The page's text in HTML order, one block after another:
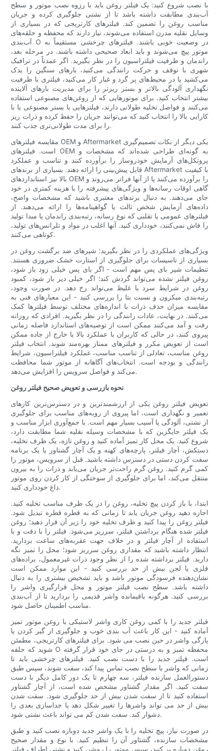
با نصب شروع کنید: یک فیلتر روغن باید با رزوه نصب موتور و سطح
آب‌بندی مطابقت داشته باشد تا از نشتی جلوگیری کرده و جریان
مناسب روغن را تضمین کند. فیلترهای کارتریجی که در بسیاری از
وسایل نقلیه مدرن استفاده می‌شوند، نیاز دارند که محفظه و حلقه‌های
آب‌بندی O در وضعیت خوبی باشند. فیلترهای چرخشی مستقیماً به
موتور پیچ می‌شوند و باید ابعاد صحیحی داشته باشند. در مرحله بعد،
راندمان و ظرفیت فیلتراسیون را در نظر بگیرید. اگر عمدتاً در ترافیک
شهری با توقف و حرکت رانندگی می‌کنید، بارهای سنگین را یدک
می‌کشید یا در محیط‌های پر گرد و غبار کار می‌کنید، فیلتری با ظرفیت
نگهداری آلودگی بالاتر و بستر ریزتر را برای مدیریت بارهای آلاینده
بیشتر انتخاب کنید. برای موتورهایی که از روغن‌های مصنوعی استفاده
می‌کنند و فواصل تخلیه طولانی دارند، فیلترهایی با بستر مصنوعی یا با
کارایی بالا را انتخاب کنید که می‌توانند جریان را حفظ کرده و ذرات ریز
را برای مدت طولانی‌تری جذب کنند.
مقایسه فیلترهای OEM و Aftermarket یکی دیگر از نکات تصمیم‌گیری
است. فیلترهای OEM به گونه‌ای طراحی شده‌اند که مشخصات و
پروتکل‌های آزمایش خودروساز را برآورده کنند و تناسب و عملکرد
قابل پیش‌بینی را ارائه دهند. بسیاری از برندهای Aftermarket با کیفیت
بالا نیز استانداردهای OEM را برآورده می‌کنند یا از آنها فراتر می‌روند و
گاهی اوقات رسانه‌ها و ویژگی‌های پیشرفته را با هزینه کمتری در خود
جای می‌دهند. به دنبال برندهای معتبری باشید که مشخصات واضح،
داده‌های آزمایش شخص ثالث یا گواهینامه‌ها را ارائه می‌دهند. از
فیلترهای عمومی یا تقلبی که نوع رسانه، رتبه‌بندی راندمان یا مبدا تولید
را فاش نمی‌کنند، خودداری کنید. آنها اغلب در مواد و تلرانس‌های تولید،
کوتاهی می‌کنند.
ویژگی‌های عملکردی را در نظر بگیرید: شیرهای ضد برگشت روغن در
بسیاری از تاسیسات برای جلوگیری از استارت خشک ضروری هستند.
تنظیمات شیر ​​بای پس مهم است - اگر بای پس خیلی زود باز شود،
روغن فیلتر نشده می‌تواند گردش کند؛ اگر خیلی دیر باز شود، کمبود
روغن در شرایط سرد یا غلیظ می‌تواند رخ دهد. در صورت وجود،
رتبه‌بندی میکرون و نسبت بتا را بررسی کنید - این معیارهای فنی به
مقایسه میزان حذف ذرات با اندازه‌های مختلف توسط فیلترها کمک
می‌کنند. در نهایت، عادات رانندگی را در نظر بگیرید. افرادی که روزانه
رفت و آمد می‌کنند ممکن است از توصیه‌های استاندارد فاصله زمانی
پیروی کنند، در حالی که کاربران با عملکرد بالا یا خارج از جاده ممکن
است از تعویض مکرر و فیلترهای ممتاز بهره‌مند شوند. انتخاب فیلتر
روغن مناسب، تعادلی از تناسب مناسب، عملکرد فیلتراسیون، شرایط
رانندگی و بودجه است. انتخاب‌های آگاهانه از موتور شما محافظت
می‌کند و فواصل سرویس را افزایش می‌دهد.
نحوه بازرسی و تعویض صحیح فیلتر روغن
تعویض فیلتر روغن یکی از ارزشمندترین و در دسترس‌ترین کارهای
تعمیر و نگهداری است، اما پیروی از رویه‌های مناسب برای جلوگیری
از نشتی، آلودگی یا آسیب بسیار مهم است. با جمع‌آوری ابزار مناسب و
یک فیلتر جایگزین که با مشخصات وسیله نقلیه شما مطابقت دارد،
شروع کنید. یک محل کار تمیز آماده کنید و روغن تازه، یک ظرف تخلیه،
دستکش، آچار فیلتر، پارچه‌های کهنه و یک آچار گشتاور یا یک برنامه
سفت کردن دستی در دسترس داشته باشید. قبل از سرویس، موتور را
کمی گرم کنید. روغن گرم راحت‌تر جریان می‌یابد و ذرات را به بیرون
منتقل می‌کند، اما برای جلوگیری از سوختگی از کار کردن روی موتور
داغ خودداری کنید.
ابتدا، با باز کردن پیچ تخلیه، روغن را در یک ظرف مناسب تخلیه کنید.
اجازه دهید روغن جریان یابد تا زمانی که به قطره قطره تبدیل شود.
فیلتر روغن را پیدا کنید و ظرف تخلیه خود را زیر آن قرار دهید؛ روغن
فیلتر شده هنگام برداشتن فیلتر، سرریز می‌شود. فیلتر را با دقت و با
استفاده از آچار فیلتر و در خلاف جهت عقربه‌های ساعت بردارید.
انتظار داشته باشید که مقداری روغن سرریز شود؛ محل را تمیز نگه
دارید. فیلتر برداشته شده را از نظر وجود ذرات غیرمعمول، براده‌های
فلزی یا لجن بیش از حد بررسی کنید - این موارد ممکن است
نشان‌دهنده فرسودگی موتور باشد و باید تشخیص بیشتری را به دنبال
داشته باشد. سطح نصب فیلتر موتور و محل قرارگیری واشر را
بررسی کنید. هرگونه باقیمانده واشر قدیمی را بردارید تا از آب‌بندی
مناسب اطمینان حاصل شود.
فیلتر جدید را با کمی روغن کاری واشر لاستیکی با روغن موتور تمیز
آماده کنید - این کار باعث آب بندی خوب و جلوگیری از گیر کردن یا
پارگی واشر در حین نصب می شود. برای فیلترهای کارتریجی، مطمئن
شوید که حلقه O محفظه تمیز و به درستی در جای خود قرار گرفته
است. فیلتر جدید را با دست نصب کنید. فیلترهای چرخشی باید تا
زمانی که واشر با سطح نصب تماس پیدا کند، سفت شوند، سپس طبق
دستورالعمل سازنده فیلتر، سه چهارم تا یک دور کامل دیگر با دست
سفت کنید. اگر مقدار گشتاور مشخص شده است، از آچار گشتاور
استفاده کنید تا از سفت شدن بیش از حد جلوگیری شود. سفت شدن
بیش از حد می تواند واشرها را تغییر شکل دهد یا جداسازی بعدی را
دشوار کند. سفت شدن کم می تواند باعث نشتی شود.
در صورت نیاز، پیچ تخلیه را با یک واشر جدید دوباره نصب کنید و طبق
مشخصات سازنده، گشتاور آن را تنظیم کنید. با نوع و مقدار صحیح
روغن دوباره پر کنید، سپس موتور را روشن کنید و نشتی اطراف فیلتر